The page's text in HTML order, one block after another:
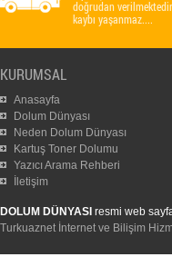
doğrudan
kaybı yaşanmaz....
KURUMSAL
Anasayfa
Dolum Dünyası
Neden Dolum Dünyası
Kartuş Toner Dolumu
Yazıcı Arama Rehberi
İletişim
DOLUM DÜNYASI resmi web
Turkuaznet İnternet ve Bilişim